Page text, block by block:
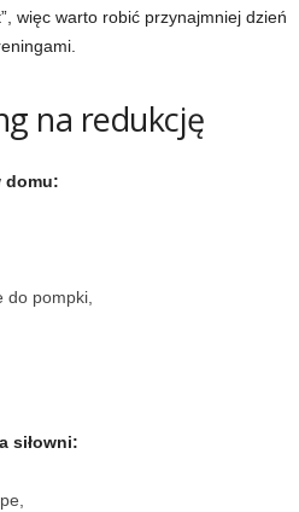
więc warto robić przynajmniej dzień
na redukcję
domu:
do pompki,
siłowni: